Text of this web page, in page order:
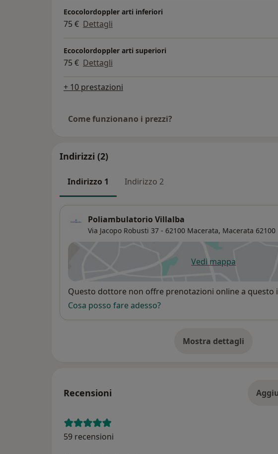
Ecocolordoppler arti inferiori
75 € Dettagli
Ecocolordoppler arti superiori
75 € Dettagli
+ 10 prestazioni
Come funzionano i prezzi?
Indirizzi (2)
Indirizzo 1 Indirizzo 2
Poliambulatorio Villalba
Via Jacopo Robusti 37 - 62100 Macerata, Macerata 62100
Vedi mappasi apre in una
Disponibilità
Questo dottore non offre prenotazioni online a questo
Cosa posso fare adesso?
Mostra dettagli
sull'indirizzo
Recensioni
59 recensioni